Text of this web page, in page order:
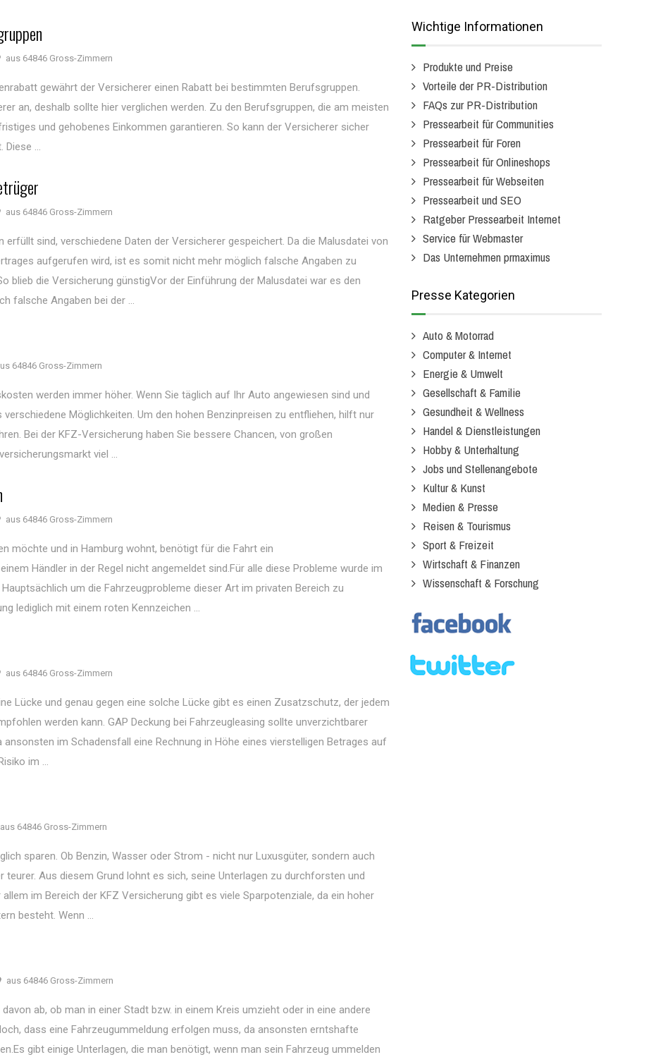
aus 64846 Gross-Zimmern
gewährt der Versicherer einen Rabatt bei bestimmten Berufsgruppen.
an, deshalb sollte hier verglichen werden. Zu den Berufsgruppen, die am meisten
und gehobenes Einkommen garantieren. So kann der Versicherer sicher
...
aus 64846 Gross-Zimmern
sind, verschiedene Daten der Versicherer gespeichert. Da die Malusdatei von
aufgerufen wird, ist es somit nicht mehr möglich falsche Angaben zu
blieb die Versicherung günstigVor der Einführung der Malusdatei war es den
falsche Angaben bei der ...
64846 Gross-Zimmern
werden immer höher. Wenn Sie täglich auf Ihr Auto angewiesen sind und
Möglichkeiten. Um den hohen Benzinpreisen zu entfliehen, hilft nur
Bei der KFZ-Versicherung haben Sie bessere Chancen, von großen
viel ...
aus 64846 Gross-Zimmern
möchte und in Hamburg wohnt, benötigt für die Fahrt ein
Händler in der Regel nicht angemeldet sind.Für alle diese Probleme wurde im
um die Fahrzeugprobleme dieser Art im privaten Bereich zu
lediglich mit einem roten Kennzeichen ...
aus 64846 Gross-Zimmern
Lücke und genau gegen eine solche Lücke gibt es einen Zusatzschutz, der jedem
werden kann. GAP Deckung bei Fahrzeugleasing sollte unverzichtbarer
im Schadensfall eine Rechnung in Höhe eines vierstelligen Betrages auf
im ...
aus 64846 Gross-Zimmern
sparen. Ob Benzin, Wasser oder Strom - nicht nur Luxusgüter, sondern auch
teurer. Aus diesem Grund lohnt es sich, seine Unterlagen zu durchforsten und
im Bereich der KFZ Versicherung gibt es viele Sparpotenziale, da ein hoher
besteht. Wenn ...
aus 64846 Gross-Zimmern
ab, ob man in einer Stadt bzw. in einem Kreis umzieht oder in eine andere
dass eine Fahrzeugummeldung erfolgen muss, da ansonsten erntshafte
gibt einige Unterlagen, die man benötigt, wenn man sein Fahrzeug ummelden
Wichtige Informationen
Produkte und Preise
Vorteile der PR-Distribution
FAQs zur PR-Distribution
Pressearbeit für Communities
Pressearbeit für Foren
Pressearbeit für Onlineshops
Pressearbeit für Webseiten
Pressearbeit und SEO
Ratgeber Pressearbeit Internet
Service für Webmaster
Das Unternehmen prmaximus
Presse Kategorien
Auto & Motorrad
Computer & Internet
Energie & Umwelt
Gesellschaft & Familie
Gesundheit & Wellness
Handel & Dienstleistungen
Hobby & Unterhaltung
Jobs und Stellenangebote
Kultur & Kunst
Medien & Presse
Reisen & Tourismus
Sport & Freizeit
Wirtschaft & Finanzen
Wissenschaft & Forschung